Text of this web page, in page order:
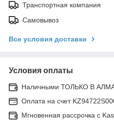
Транспортная компания
Самовывоз
Все условия доставки
Условия оплаты
Наличными ТОЛЬКО В
Оплата на счет
Мгновенная рассрочка с